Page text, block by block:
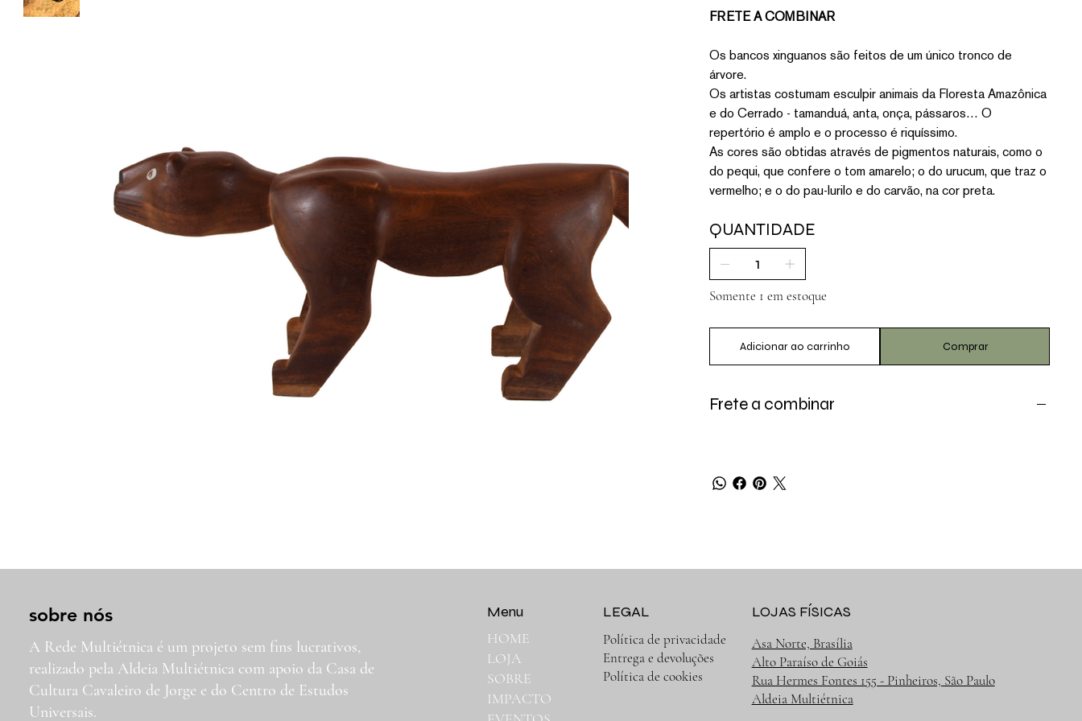
FRETE A COMBINAR
Os bancos xinguanos são feitos de um único tronco de
árvore.
Os artistas costumam esculpir animais da Floresta Amazônica
e do Cerrado - tamanduá, anta, onça, pássaros… O
repertório é amplo e o processo é riquíssimo.
As cores são obtidas através de pigmentos naturais, como o
do pequi, que confere o tom amarelo; o do urucum, que traz o
vermelho; e o do pau-lurilo e do carvão, na cor preta.
QUANTIDADE
Somente 1 em estoque
Adicionar ao carrinho Comprar
Frete a combinar
A Rede Multiétnica é um projeto sem fins lucrativos,
realizado pela Aldeia Multiétnica com apoio da Casa de
Cultura Cavaleiro de Jorge e do Centro de Estudos
Universais.
sobre nós
HOME
LOJA
SOBRE
IMPACTO
Menu
Política de privacidade
Entrega e devoluções
Política de cookies
LEGAL
Asa Norte, Brasília
Alto Paraíso de Goiás
Rua Hermes Fontes 155 - Pinheiros, São Paulo
Aldeia Multiétnica
LOJAS FÍSICAS